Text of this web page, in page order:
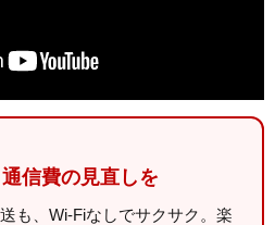
信費の見直しを
も、Wi-Fiなしでサクサク。楽